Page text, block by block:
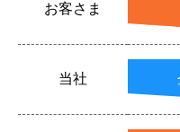
お客さま
当社